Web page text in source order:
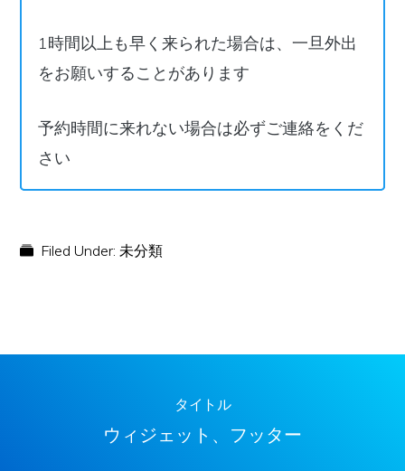
1時間以上も早く来られた場合は、一旦外出
をお願いすることがあります
予約時間に来れない場合は必ずご連絡をくだ
さい
Filed Under:未分類
タイトル
ウィジェット、フッター